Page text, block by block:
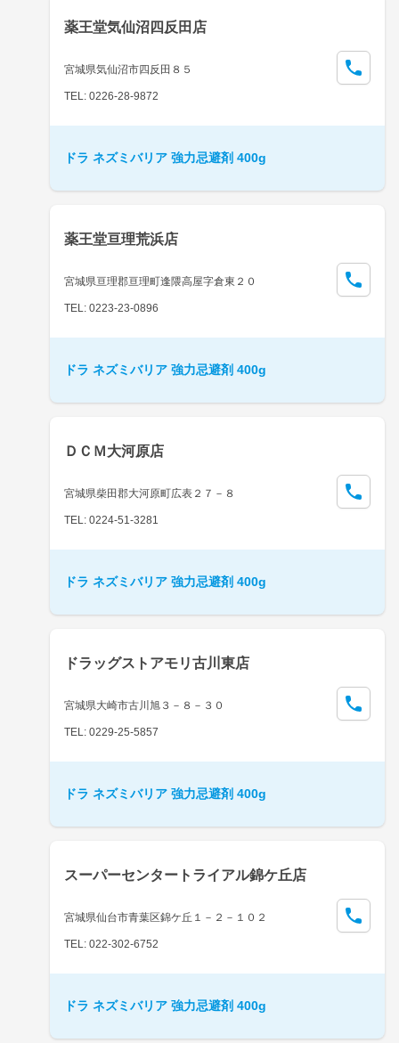
薬王堂気仙沼四反田店
宮城県気仙沼市四反田８５
TEL: 0226-28-9872
ドラ ネズミバリア 強力忌避剤 400g
薬王堂亘理荒浜店
宮城県亘理郡亘理町逢隈高屋字倉東２０
TEL: 0223-23-0896
ドラ ネズミバリア 強力忌避剤 400g
ＤＣＭ大河原店
宮城県柴田郡大河原町広表２７－８
TEL: 0224-51-3281
ドラ ネズミバリア 強力忌避剤 400g
ドラッグストアモリ古川東店
宮城県大崎市古川旭３－８－３０
TEL: 0229-25-5857
ドラ ネズミバリア 強力忌避剤 400g
スーパーセンタートライアル錦ケ丘店
宮城県仙台市青葉区錦ケ丘１－２－１０２
TEL: 022-302-6752
ドラ ネズミバリア 強力忌避剤 400g